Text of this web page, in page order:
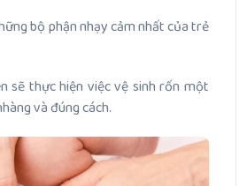
bộ phận nhạy cảm nhất của trẻ
sẽ thực hiện việc vệ sinh rốn một
và đúng cách.